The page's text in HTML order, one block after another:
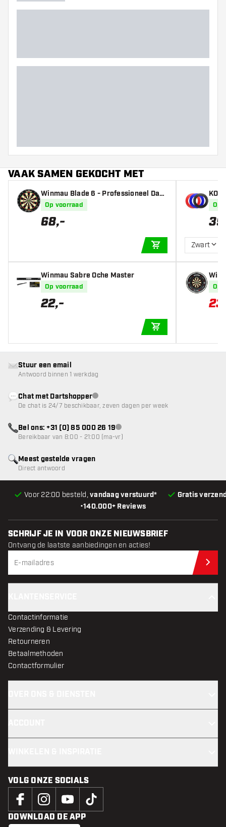
VAAK SAMEN GEKOCHT MET
Winmau Blade 6 - Professioneel Dart
bord
Op voorraad
68,-
IN WINKELWAGEN
Winmau Sabre Oche Master
Op voorraad
22,-
Op
39
Zwart
u
a -
Op
•140.000+ Reviews
Voor 22:00 besteld,vandaag verstuurd* Gratis
Meest gestelde vragen
Direct antwoord
Stuur een email
Antwoord binnen 1 werkdag
Chat met Dartshopperklantenservice niet beschikbaar
De chat is 24/7 beschikbaar, zeven dagen per week
Bel ons: +31 (0) 85 000 26 19klantenservice niet beschikbaar
Bereikbaar van 8:00 - 21:00 (ma-vr)
SCHRIJF JE IN VOOR ONZE NIEUWSBRIEF
Ontvang de laatste aanbiedingen en acties!
Contactinformatie
Verzending & Levering
Retourneren
Betaalmethoden
Contactformulier
VOLG ONZE SOCIALS
DOWNLOAD DE APP